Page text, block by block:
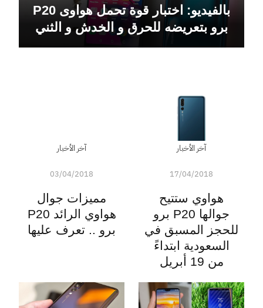
بالفيديو: اختبار قوة تحمل هواوى P20
برو بتعريضه للحرق و الخدش و الثني
آخر الأخبار
17/04/2018
هواوي ستتيح
جوالها P20 برو
للحجز المسبق في
السعودية ابتداءً
من 19 أبريل
آخر الأخبار
03/04/2018
مميزات جوال
هواوي الرائد P20
برو .. تعرف عليها